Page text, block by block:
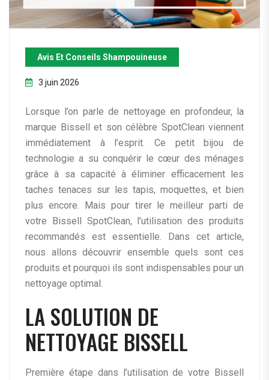
Avis Et Conseils Shampouineuse
3 juin 2026
Lorsque l’on parle de nettoyage en profondeur, la
marque Bissell et son célèbre SpotClean viennent
immédiatement à l’esprit. Ce petit bijou de
technologie a su conquérir le cœur des ménages
grâce à sa capacité à éliminer efficacement les
taches tenaces sur les tapis, moquettes, et bien
plus encore. Mais pour tirer le meilleur parti de
votre Bissell SpotClean, l’utilisation des produits
recommandés est essentielle. Dans cet article,
nous allons découvrir ensemble quels sont ces
produits et pourquoi ils sont indispensables pour un
nettoyage optimal.
LA SOLUTION DE
NETTOYAGE BISSELL
Première étape dans l’utilisation de votre Bissell